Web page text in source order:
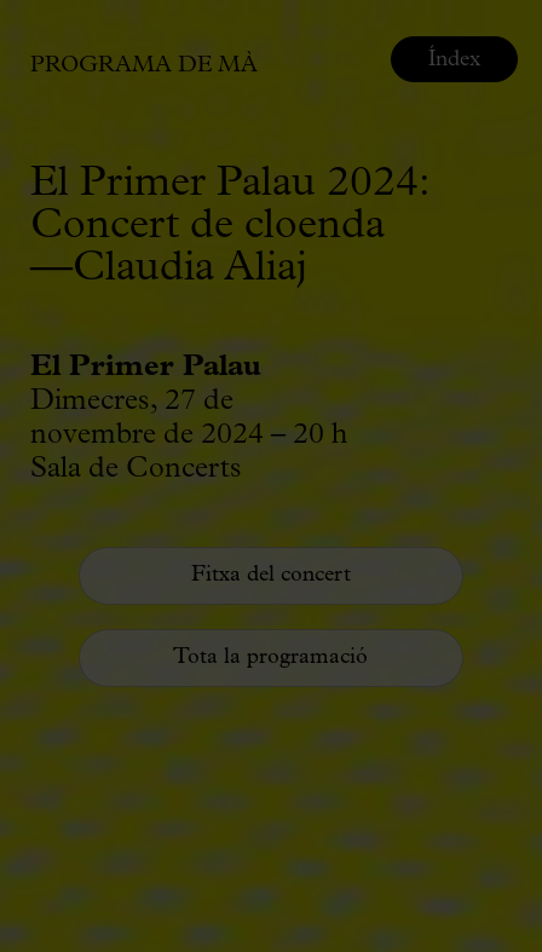
PROGRAMA DE MÀ
El Primer Palau 2024:
Concert de cloenda
—Claudia Aliaj
El Primer Palau
Dimecres, 27 de
novembre de 2024 – 20 h
Sala de Concerts
Fitxa del concert
Tota la programació
Índex